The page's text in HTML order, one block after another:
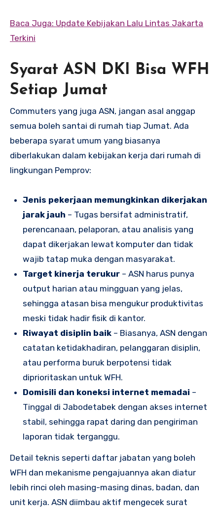
Baca Juga: Update Kebijakan Lalu Lintas Jakarta
Terkini
Syarat ASN DKI Bisa WFH
Setiap Jumat
Commuters yang juga ASN, jangan asal anggap
semua boleh santai di rumah tiap Jumat. Ada
beberapa syarat umum yang biasanya
diberlakukan dalam kebijakan kerja dari rumah di
lingkungan Pemprov:
Jenis pekerjaan memungkinkan dikerjakan
jarak jauh – Tugas bersifat administratif,
perencanaan, pelaporan, atau analisis yang
dapat dikerjakan lewat komputer dan tidak
wajib tatap muka dengan masyarakat.
Target kinerja terukur– ASN harus punya
output harian atau mingguan yang jelas,
sehingga atasan bisa mengukur produktivitas
meski tidak hadir fisik di kantor.
Riwayat disiplin baik– Biasanya, ASN dengan
catatan ketidakhadiran, pelanggaran disiplin,
atau performa buruk berpotensi tidak
diprioritaskan untuk WFH.
Domisili dan koneksi internet memadai –
Tinggal di Jabodetabek dengan akses internet
stabil, sehingga rapat daring dan pengiriman
laporan tidak terganggu.
Detail teknis seperti daftar jabatan yang boleh
WFH dan mekanisme pengajuannya akan diatur
lebih rinci oleh masing-masing dinas, badan, dan
unit kerja. ASN diimbau aktif mengecek surat